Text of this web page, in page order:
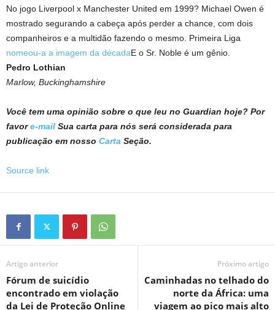
No jogo Liverpool x Manchester United em 1999? Michael Owen é
mostrado segurando a cabeça após perder a chance, com dois
companheiros e a multidão fazendo o mesmo. Primeira Liga
nomeou-a a imagem da décadaE o Sr. Noble é um gênio.
Pedro Lothian
Marlow, Buckinghamshire
Você tem uma opinião sobre o que leu no Guardian hoje? Por
favore-mail Sua carta para nós será considerada para
publicação em nosso Carta Seção.
Source link
Artigo anterior
Fórum de suicídio
encontrado em violação
da Lei de Proteção Online
Próximo artigo
Caminhadas no telhado do
norte da África: uma
viagem ao pico mais alto